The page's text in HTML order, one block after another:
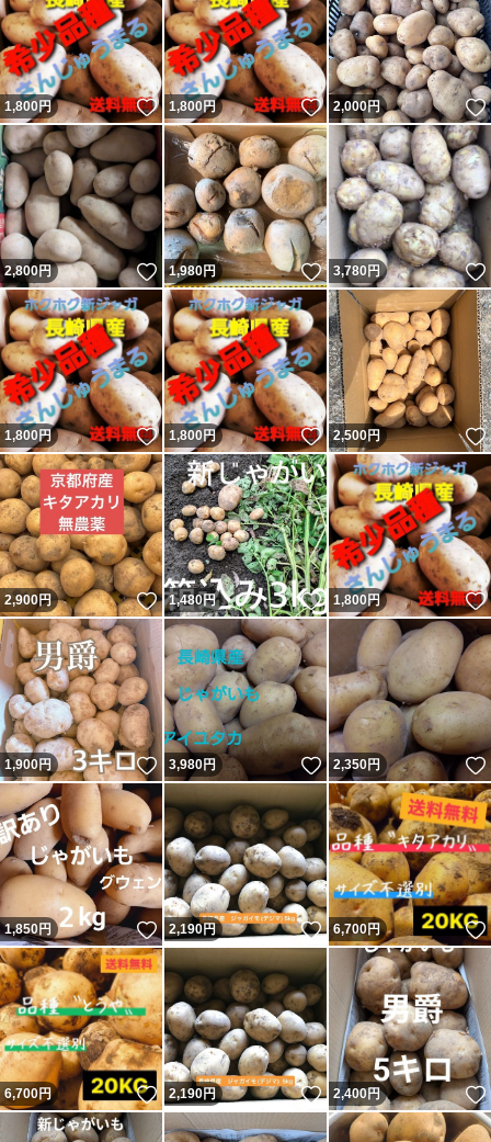
1,800 円 いいね！
1,800 円 いいね！
2,000円
2,800円 いいね！
1,980円 いいね！
3,780円
1,800 円 いいね！
1,800 円 いいね！
2,500円
2,900円 いいね！
1,480円 いいね！
1,800 円
1,900円 いいね！
3,980円 いいね！
2,350円
1,850円 いいね！
2,190円 いいね！
6,700円
6,700円 いいね！
2,190円 いいね！
2,400円